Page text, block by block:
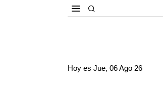
Hoy esJue, 06 Ago 26